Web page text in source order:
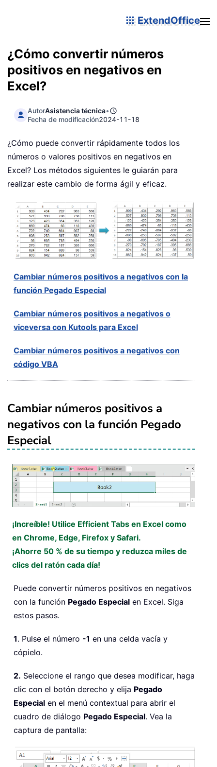
ExtendOffice
¿Cómo convertir números
positivos en negativos en
Excel?
AutorAsistencia técnica•
Fecha de modificación2024-11-18
¿Cómo puede convertir rápidamente todos los
números o valores positivos en negativos en
Excel? Los métodos siguientes le guiarán para
realizar este cambio de forma ágil y eficaz.
Cambiar números positivos a negativos con la
función Pegado Especial
Cambiar números positivos a negativos o
viceversa con Kutools para Excel
Cambiar números positivos a negativos con
código VBA
Cambiar números positivos a
negativos con la función Pegado
Especial
¡Increíble! Utilice Efficient Tabs en Excel como
en Chrome, Edge, Firefox y Safari.
¡Ahorre 50 % de su tiempo y reduzca miles de
clics del ratón cada día!
Puede convertir números positivos en negativos
con la función Pegado Especial en Excel. Siga
estos pasos.
1. Pulse el número -1 en una celda vacía y
cópielo.
2. Seleccione el rango que desea modificar, haga
clic con el botón derecho y elija Pegado
Especial en el menú contextual para abrir el
cuadro de diálogo Pegado Especial. Vea la
captura de pantalla: